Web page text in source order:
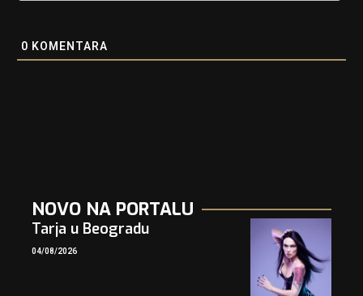
0 KOMENTARA
NOVO NA PORTALU
Tarja u Beogradu
04/08/2026